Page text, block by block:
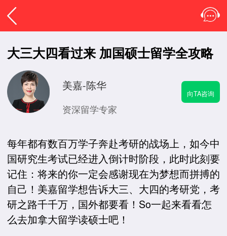
大三大四看过来 加国硕士留学全攻略
美嘉-陈华
资深留学专家
向TA咨询
每年都有数百万学子奔赴考研的战场上，如今中
国研究生考试已经进入倒计时阶段，此时此刻要
记住：将来的你一定会感谢现在为梦想而拼搏的
自己！美嘉留学想告诉大三、大四的考研党，考
研之路千千万，国外都要看！So一起来看看怎
么去加拿大留学读硕士吧！